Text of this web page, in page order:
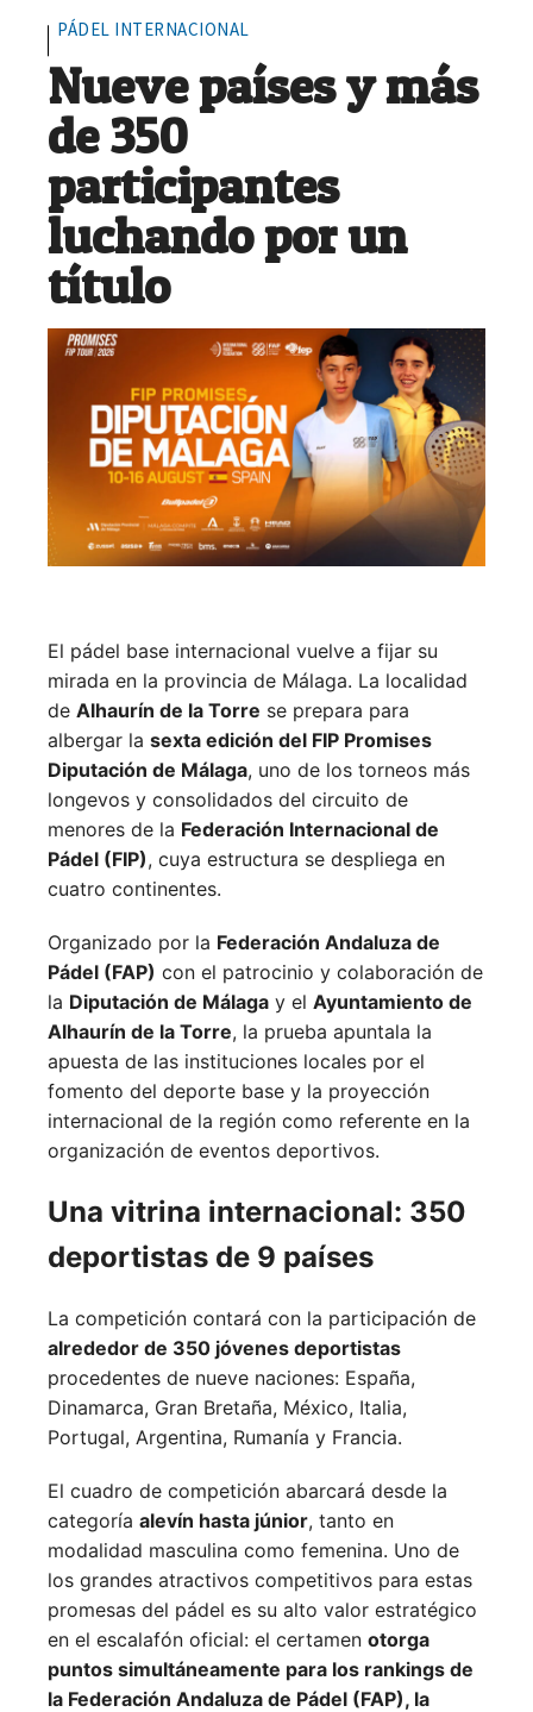
PÁDEL INTERNACIONAL
Nueve países y más
de 350
participantes
luchando por un
título
El pádel base internacional vuelve a fijar su
mirada en la provincia de Málaga. La localidad
de Alhaurín de la Torre se prepara para
albergar la sexta edición del FIP Promises
Diputación de Málaga, uno de los torneos más
longevos y consolidados del circuito de
menores de la Federación Internacional de
Pádel (FIP), cuya estructura se despliega en
cuatro continentes.
Organizado por la Federación Andaluza de
Pádel (FAP) con el patrocinio y colaboración de
la Diputación de Málaga y el Ayuntamiento de
Alhaurín de la Torre, la prueba apuntala la
apuesta de las instituciones locales por el
fomento del deporte base y la proyección
internacional de la región como referente en la
organización de eventos deportivos.
Una vitrina internacional: 350
deportistas de 9 países
La competición contará con la participación de
alrededor de 350 jóvenes deportistas
procedentes de nueve naciones: España,
Dinamarca, Gran Bretaña, México, Italia,
Portugal, Argentina, Rumanía y Francia.
El cuadro de competición abarcará desde la
categoría alevín hasta júnior, tanto en
modalidad masculina como femenina. Uno de
los grandes atractivos competitivos para estas
promesas del pádel es su alto valor estratégico
en el escalafón oficial: el certamen otorga
puntos simultáneamente para los rankings de
la Federación Andaluza de Pádel (FAP), la